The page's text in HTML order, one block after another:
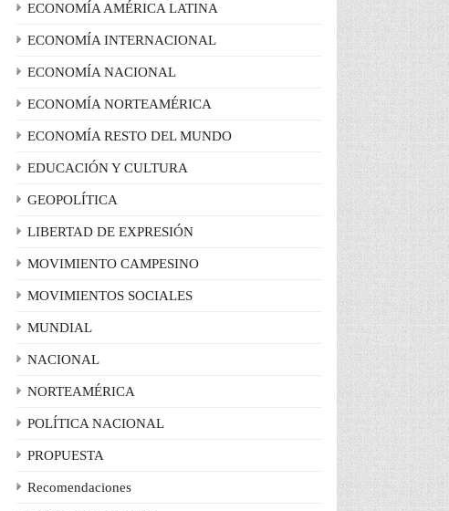
ECONOMÍA AMÉRICA LATINA
ECONOMÍA INTERNACIONAL
ECONOMÍA NACIONAL
ECONOMÍA NORTEAMÉRICA
ECONOMÍA RESTO DEL MUNDO
EDUCACIÓN Y CULTURA
GEOPOLÍTICA
LIBERTAD DE EXPRESIÓN
MOVIMIENTO CAMPESINO
MOVIMIENTOS SOCIALES
MUNDIAL
NACIONAL
NORTEAMÉRICA
POLÍTICA NACIONAL
PROPUESTA
Recomendaciones